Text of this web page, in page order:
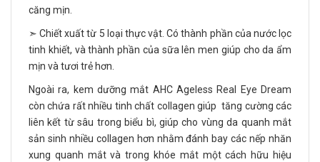
căng mịn.
➣ Chiết xuất từ 5 loại thực vật. Có thành phần của nước lọc
tinh khiết, và thành phần của sữa lên men giúp cho da ẩm
mịn và tươi trẻ hơn.
Ngoài ra, kem dưỡng mắt AHC Ageless Real Eye Dream
còn chứa rất nhiều tinh chất collagen giúp tăng cường các
liên kết từ sâu trong biểu bì, giúp cho vùng da quanh mắt
sản sinh nhiều collagen hơn nhằm đánh bay các nếp nhăn
xung quanh mắt và trong khóe mắt một cách hữu hiệu